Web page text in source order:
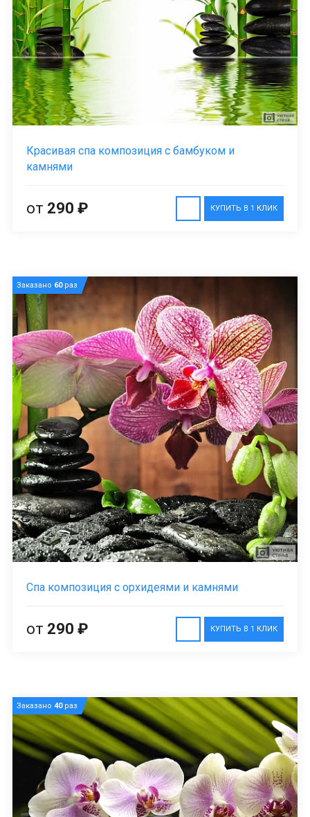
Красивая спа композиция с бамбуком и
камнями
КУПИТЬ В 1 КЛИК
от 290 ₽
Заказано 60раз
Спа композиция с орхидеями и камнями
КУПИТЬ В 1 КЛИК
от 290 ₽
Заказано 40раз